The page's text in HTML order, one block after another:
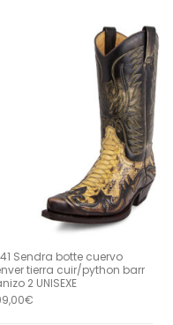
Sendra botte cuervo
tierra cuir/python barr
2 UNISEXE
€